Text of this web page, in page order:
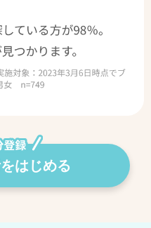
はじめる